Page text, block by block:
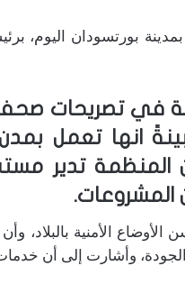
بورتسودان اليوم،
في تصريحات
انها تعمل
أن المنظمة تدير
المشروعات.
الأمنية بالبلاد،
وأشارت إلى أن